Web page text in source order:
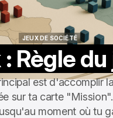
JEUX DE SOCIÉTÉ
: Règle
est d'accomplir
sur ta carte
moment où tu